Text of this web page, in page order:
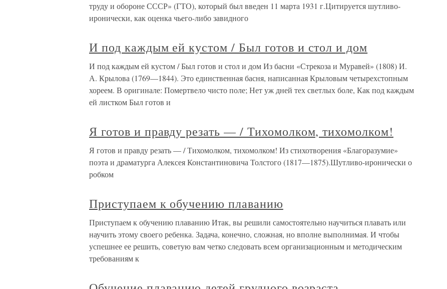
труду и обороне СССР» (ГТО), который был введен 11 марта 1931 г.Цитируется шутливо-
иронически, как оценка чьего-либо завидного
И под каждым ей кустом / Был готов и стол и дом
И под каждым ей кустом / Был готов и стол и дом Из басни «Стрекоза и Муравей» (1808) И.
А. Крылова (1769—1844). Это единственная басня, написанная Крыловым четырехстопным
хореем. В оригинале: Помертвело чисто поле; Нет уж дней тех светлых боле, Как под каждым
ей листком Был готов и
Я готов и правду резать — / Тихомолком, тихомолком!
Я готов и правду резать — / Тихомолком, тихомолком! Из стихотворения «Благоразумие»
поэта и драматурга Алексея Константиновича Толстого (1817—1875).Шутливо-иронически о
робком
Приступаем к обучению плаванию
Приступаем к обучению плаванию Итак, вы решили самостоятельно научиться плавать или
научить этому своего ребенка. Задача, конечно, сложная, но вполне выполнимая. И чтобы
успешнее ее решить, советую вам четко следовать всем организационным и методическим
требованиям к